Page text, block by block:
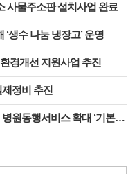
사물주소판 설치사업 완료
생수 나눔 냉장고’ 운영
경개선 지원사업 추진
정비 추진
서비스 확대 ‘기본사회 복지 강화’